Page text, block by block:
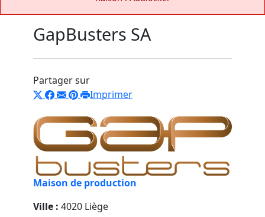
GapBusters SA
Partager sur
Imprimer
Maison de production
Ville : 4020 Liège